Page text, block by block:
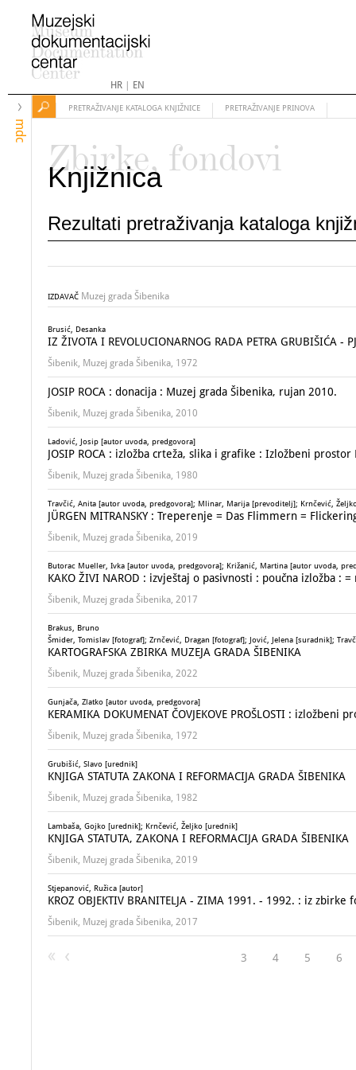
HR| EN
mdc
PRETRAŽIVANJE KATALOGA KNJIŽNICE PRETRAŽIVANJE PRINOVA
Zbirke, fondovi
Knjižnica
Rezultati pretraživanja kataloga
IZDAVAČ Muzej grada Šibenika
Brusić, Desanka
IZ ŽIVOTA I REVOLUCIONARNOG RADA PETRA GRUBIŠIĆA
Šibenik, Muzej grada Šibenika, 1972
JOSIP ROCA : donacija : Muzej grada Šibenika, rujan 2010.
Šibenik, Muzej grada Šibenika, 2010
Ladović, Josip [autor uvoda, predgovora]
JOSIP ROCA : izložba crteža, slika i grafike : Izložbeni
Šibenik, Muzej grada Šibenika, 1980
Travčić, Anita [autor uvoda, predgovora]; Mlinar, Marija [prevoditelj]; Krnčević,
JÜRGEN MITRANSKY : Treperenje = Das Flimmern =
Šibenik, Muzej grada Šibenika, 2019
Butorac Mueller, Ivka [autor uvoda, predgovora]; Križanić, Martina [autor uvoda,
KAKO ŽIVI NAROD : izvještaj o pasivnosti : poučna izložba : =
Šibenik, Muzej grada Šibenika, 2017
Brakus, Bruno
Šmider, Tomislav [fotograf]; Zrnčević, Dragan [fotograf]; Jović, Jelena [suradnik];
KARTOGRAFSKA ZBIRKA MUZEJA GRADA ŠIBENIKA
Šibenik, Muzej grada Šibenika, 2022
Gunjača, Zlatko [autor uvoda, predgovora]
KERAMIKA DOKUMENAT ČOVJEKOVE PROŠLOSTI :
Šibenik, Muzej grada Šibenika, 1972
Grubišić, Slavo [urednik]
KNJIGA STATUTA ZAKONA I REFORMACIJA GRADA ŠIBENIKA
Šibenik, Muzej grada Šibenika, 1982
Lambaša, Gojko [urednik]; Krnčević, Željko [urednik]
KNJIGA STATUTA, ZAKONA I REFORMACIJA GRADA ŠIBENIKA
Šibenik, Muzej grada Šibenika, 2019
Stjepanović, Ružica [autor]
KROZ OBJEKTIV BRANITELJA - ZIMA 1991. - 1992. : iz
Šibenik, Muzej grada Šibenika, 2017
3 4 5 6